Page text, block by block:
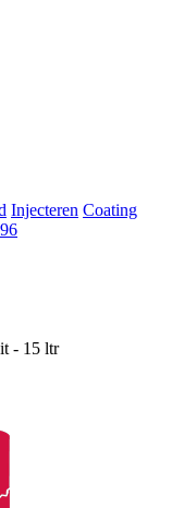
Injecteren Coating
- 15 ltr